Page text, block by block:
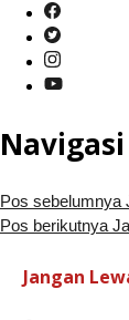
Pos sebelumnya
Pos berikutnya
Jangan